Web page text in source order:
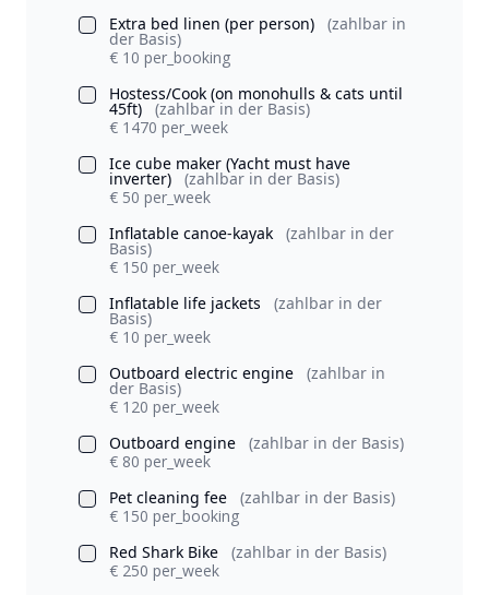
Extra bed linen (per person)
(zahlbar in
der Basis)
€ 10 per_booking
Hostess/Cook (on monohulls & cats until
45ft)
(zahlbar in der Basis)
€ 1470 per_week
Ice cube maker (Yacht must have
inverter)
(zahlbar in der Basis)
€ 50 per_week
Inflatable canoe-kayak
(zahlbar in der
Basis)
€ 150 per_week
Inflatable life jackets
(zahlbar in der
Basis)
€ 10 per_week
Outboard electric engine
(zahlbar in
der Basis)
€ 120 per_week
Outboard engine
(zahlbar in der Basis)
€ 80 per_week
Pet cleaning fee
(zahlbar in der Basis)
€ 150 per_booking
Red Shark Bike
(zahlbar in der Basis)
€ 250 per_week